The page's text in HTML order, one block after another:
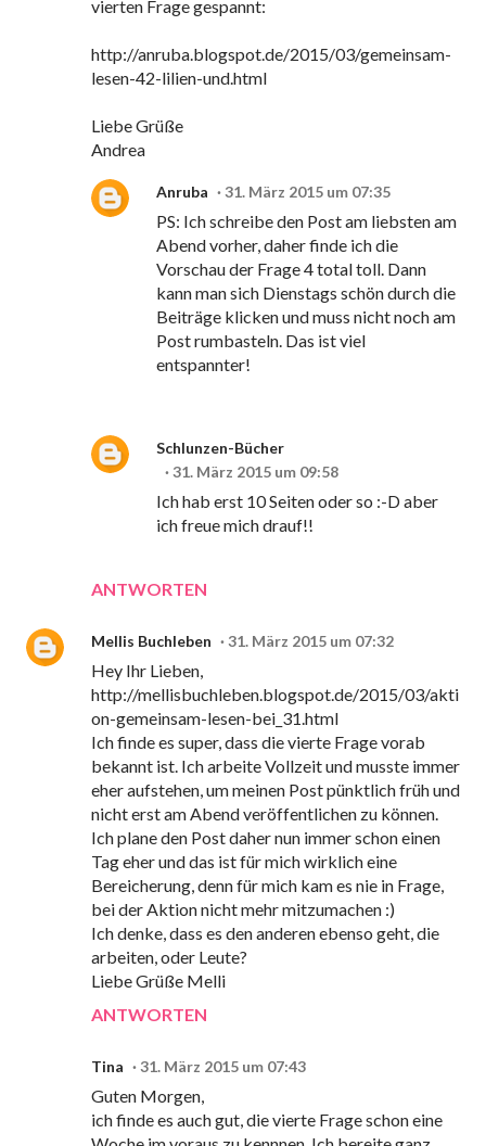
vierten Frage gespannt:
http://anruba.blogspot.de/2015/03/gemeinsam-
lesen-42-lilien-und.html
Liebe Grüße
Andrea
ANTWORTEN
Anruba 31. März 2015 um 07:35
PS: Ich schreibe den Post am liebsten am
Abend vorher, daher finde ich die
Vorschau der Frage 4 total toll. Dann
kann man sich Dienstags schön durch die
Beiträge klicken und muss nicht noch am
Post rumbasteln. Das ist viel
entspannter!
Schlunzen-Bücher
31. März 2015 um 09:58
Ich hab erst 10 Seiten oder so :-D aber
ich freue mich drauf!!
Mellis Buchleben 31. März 2015 um 07:32
Hey Ihr Lieben,
http://mellisbuchleben.blogspot.de/2015/03/akti
on-gemeinsam-lesen-bei_31.html
Ich finde es super, dass die vierte Frage vorab
bekannt ist. Ich arbeite Vollzeit und musste immer
eher aufstehen, um meinen Post pünktlich früh und
nicht erst am Abend veröffentlichen zu können.
Ich plane den Post daher nun immer schon einen
Tag eher und das ist für mich wirklich eine
Bereicherung, denn für mich kam es nie in Frage,
bei der Aktion nicht mehr mitzumachen :)
Ich denke, dass es den anderen ebenso geht, die
arbeiten, oder Leute?
Liebe Grüße Melli
ANTWORTEN
Tina 31. März 2015 um 07:43
Guten Morgen,
ich finde es auch gut, die vierte Frage schon eine